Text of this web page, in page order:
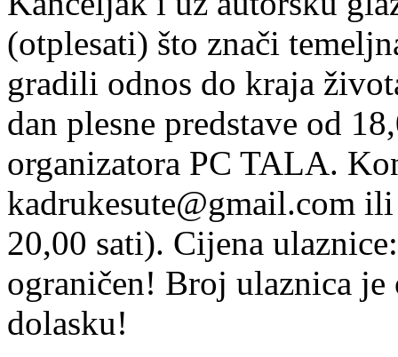
(otplesati) što znači
gradili odnos do kraja
dan plesne predstave od
organizatora PC TALA.
kadrukesute@gmail.com
20,00 sati). Cijena
ograničen! Broj ulaznica je
dolasku!